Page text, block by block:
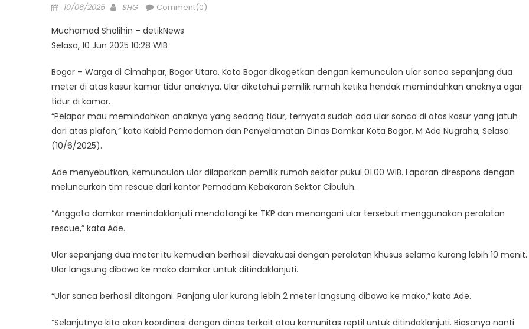
Posted
10/06/2025 Author
SHG Comment(0)
Muchamad Sholihin – detikNews
Selasa, 10 Jun 2025 10:28 WIB
Bogor – Warga di Cimahpar, Bogor Utara, Kota Bogor dikagetkan dengan kemunculan ular sanca sepanjang dua
meter di atas kasur kamar tidur anaknya. Ular diketahui pemilik rumah ketika hendak memindahkan anaknya agar
tidur di kamar.
“Pelapor mau memindahkan anaknya yang sedang tidur, ternyata sudah ada ular sanca di atas kasur yang jatuh
dari atas plafon,” kata Kabid Pemadaman dan Penyelamatan Dinas Damkar Kota Bogor, M Ade Nugraha, Selasa
(10/6/2025).
Ade menyebutkan, kemunculan ular dilaporkan pemilik rumah sekitar pukul 01.00 WIB. Laporan direspons dengan
meluncurkan tim rescue dari kantor Pemadam Kebakaran Sektor Cibuluh.
“Anggota damkar menindaklanjuti mendatangi ke TKP dan menangani ular tersebut menggunakan peralatan
rescue,” kata Ade.
Ular sepanjang dua meter itu kemudian berhasil dievakuasi dengan peralatan khusus selama kurang lebih 10 menit.
Ular langsung dibawa ke mako damkar untuk ditindaklanjuti.
“Ular sanca berhasil ditangani. Panjang ular kurang lebih 2 meter langsung dibawa ke mako,” kata Ade.
“Selanjutnya kita akan koordinasi dengan dinas terkait atau komunitas reptil untuk ditindaklanjuti. Biasanya nanti